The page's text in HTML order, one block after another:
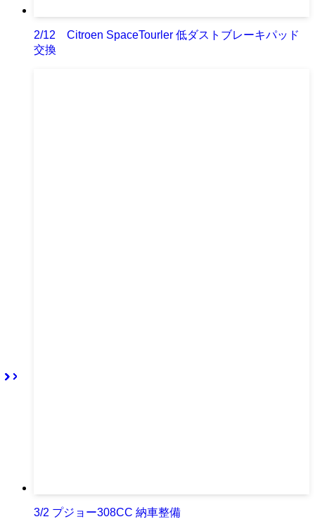
2/12 Citroen SpaceTourler 低ダストブレーキパッド
交換
3/2 プジョー308CC 納車整備